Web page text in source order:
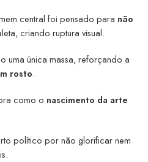
central foi pensado para não
criando ruptura visual.
uma única massa, reforçando a
rosto.
como o nascimento da arte
político por não glorificar nem